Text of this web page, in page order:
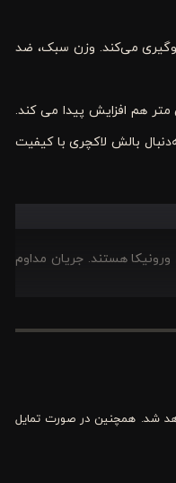
می‌کند. وزن سبک، ضد
معمولی ارتفاع 10 سانتی متر را دارد، اما ارتفاع آن در هنگام استفاده و بهترین حالت تا 16 سانتی متر هم افزایش پیدا می کند.
به‌دنبال بالش لاکچری با کیفیت
ورونیکا هستند. جریان مداوم
محسوب می‌شود. طراحی ساده،
شد. همچنین در صورت تمایل